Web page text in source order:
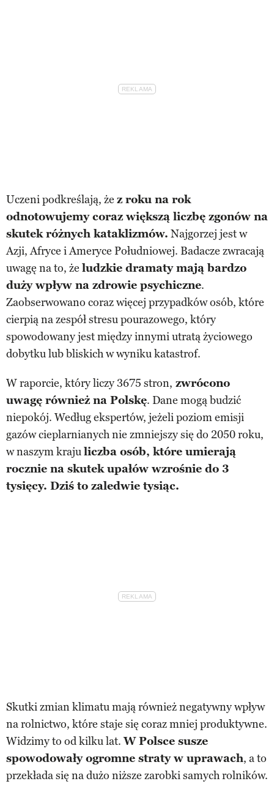
Uczeni podkreślają, że z roku na rok
odnotowujemy coraz większą liczbę zgonów na
skutek różnych kataklizmów. Najgorzej jest w
Azji, Afryce i Ameryce Południowej. Badacze zwracają
uwagę na to, że ludzkie dramaty mają bardzo
duży wpływ na zdrowie psychiczne.
Zaobserwowano coraz więcej przypadków osób, które
cierpią na zespół stresu pourazowego, który
spowodowany jest między innymi utratą życiowego
dobytku lub bliskich w wyniku katastrof.
W raporcie, który liczy 3675 stron, zwrócono
uwagę również na Polskę. Dane mogą budzić
niepokój. Według ekspertów, jeżeli poziom emisji
gazów cieplarnianych nie zmniejszy się do 2050 roku,
w naszym krajuliczba osób, które umierają
rocznie na skutek upałów wzrośnie do 3
tysięcy. Dziś to zaledwie tysiąc.
Skutki zmian klimatu mają również negatywny wpływ
na rolnictwo, które staje się coraz mniej produktywne.
Widzimy to od kilku lat.W Polsce susze
spowodowały ogromne straty w uprawach, a to
przekłada się na dużo niższe zarobki samych rolników.